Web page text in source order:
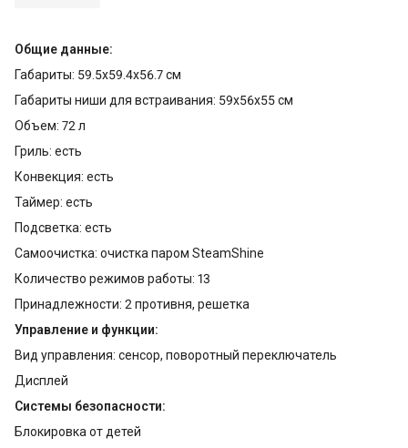
Общие данные:
Габариты: 59.5х59.4х56.7 см
Габариты ниши для встраивания: 59х56х55 см
Объем: 72 л
Гриль: есть
Конвекция: есть
Таймер: есть
Подсветка: есть
Самоочистка: очистка паром SteamShine
Количество режимов работы: 13
Принадлежности: 2 противня, решетка
Управление и функции:
Вид управления: сенсор, поворотный переключатель
Дисплей
Системы безопасности:
Блокировка от детей